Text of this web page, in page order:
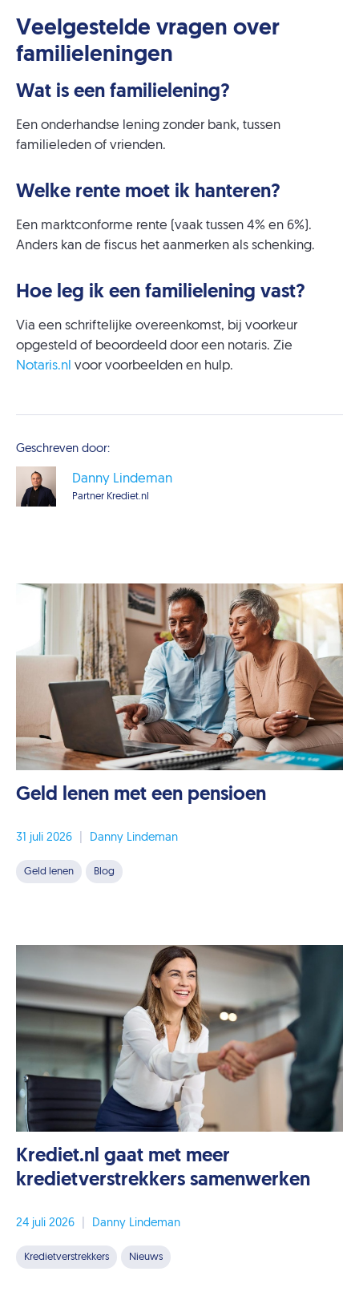
Veelgestelde vragen over
familieleningen
Wat is een familielening?
Een onderhandse lening zonder bank, tussen
familieleden of vrienden.
Welke rente moet ik hanteren?
Een marktconforme rente (vaak tussen 4% en 6%).
Anders kan de fiscus het aanmerken als schenking.
Hoe leg ik een familielening vast?
Via een schriftelijke overeenkomst, bij voorkeur
opgesteld of beoordeeld door een notaris. Zie
Notaris.nl voor voorbeelden en hulp.
Geschreven door:
Danny Lindeman
Partner Krediet.nl
Geld lenen met een pensioen
31 juli 2026 Danny Lindeman
Geld lenen Blog
Krediet.nl gaat met meer
kredietverstrekkers samenwerken
24 juli 2026 Danny Lindeman
Kredietverstrekkers Nieuws